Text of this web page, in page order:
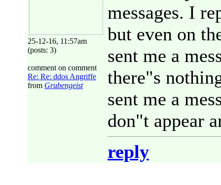
25-12-16, 11:57am
(posts: 3)
comment on comment
Re: Re: ddos Angriffe
from Grubengeist
messages. I
but even on
sent me a
there"s
sent me a
don"t appear
reply